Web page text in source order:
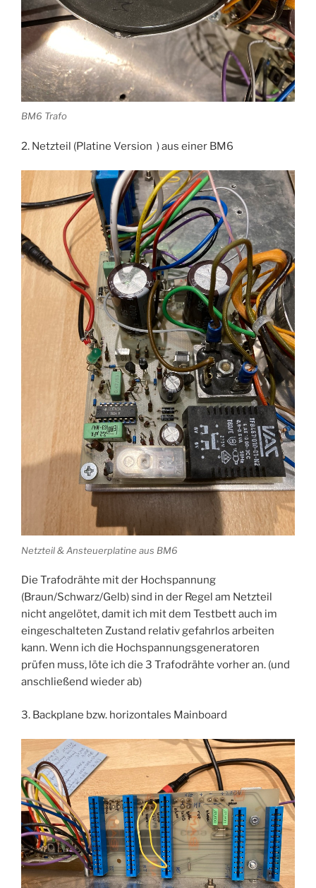
BM6 Trafo
2. Netzteil (Platine Version ) aus einer BM6
Netzteil & Ansteuerplatine aus BM6
Die Trafodrähte mit der Hochspannung
(Braun/Schwarz/Gelb) sind in der Regel am Netzteil
nicht angelötet, damit ich mit dem Testbett auch im
eingeschalteten Zustand relativ gefahrlos arbeiten
kann. Wenn ich die Hochspannungsgeneratoren
prüfen muss, löte ich die 3 Trafodrähte vorher an. (und
anschließend wieder ab)
3. Backplane bzw. horizontales Mainboard